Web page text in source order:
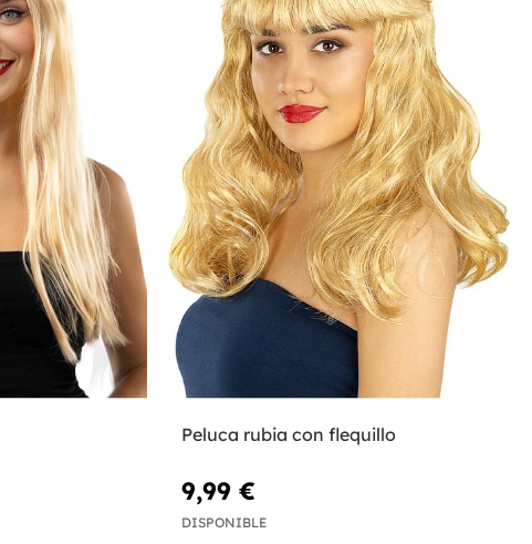
Peluca rubia con flequillo
9,99 €
DISPONIBLE